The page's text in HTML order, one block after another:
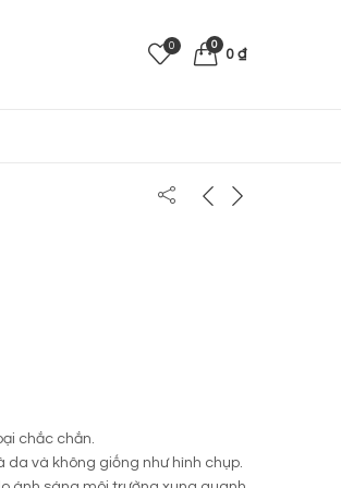
0 0
0 ₫
chắc chắn.
da và không giống như hình chụp.